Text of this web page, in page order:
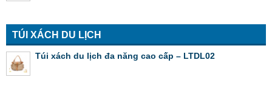
TÚI XÁCH DU LỊCH
Túi xách du lịch đa năng cao cấp – LTDL02